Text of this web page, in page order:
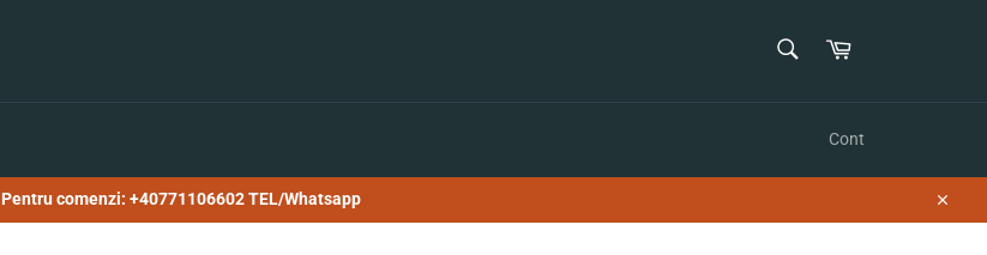
Coș
Cont
Pentru comenzi: +40771106602 TEL/Whatsapp